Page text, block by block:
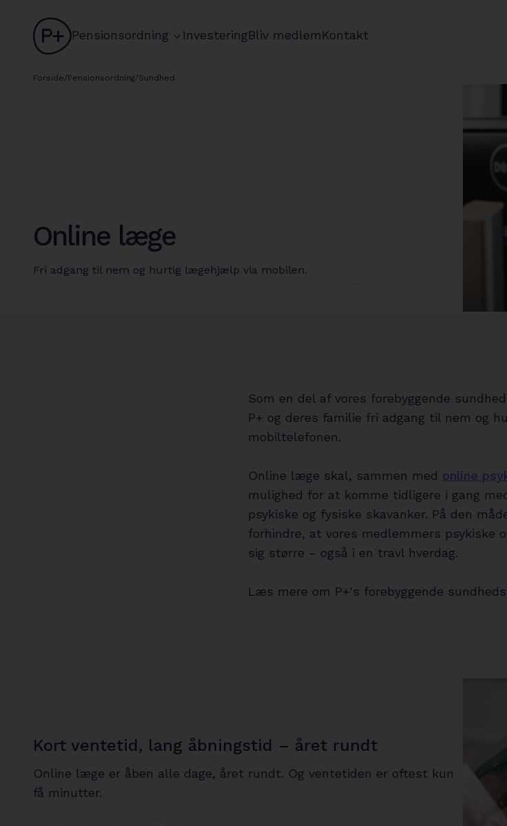
logo
Pensionsordning chevron
InvesteringBliv medlemKontakt
Forside/Pensionsordning/Sundhed
Online læge
Fri adgang til nem og hurtig lægehjælp via mobilen.
Som en del af vores forebyggende
P+ og deres familie fri adgang til nem og
mobiltelefonen.
Online læge skal, sammen med online
mulighed for at komme tidligere i gang
psykiske og fysiske skavanker. På den
forhindre, at vores medlemmers psykiske
sig større – også i en travl hverdag.
Læs mere om P+'s forebyggende
Kort ventetid, lang åbningstid – året rundt
Online læge er åben alle dage, året rundt. Og ventetiden er oftest kun
få minutter.